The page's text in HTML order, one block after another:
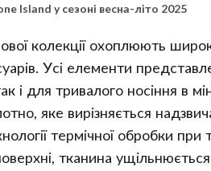
Island у сезоні весна-літо 2025
колекції охоплюють
Усі елементи
і для тривалого носіння в
яке вирізняється
термічної обробки
тканина